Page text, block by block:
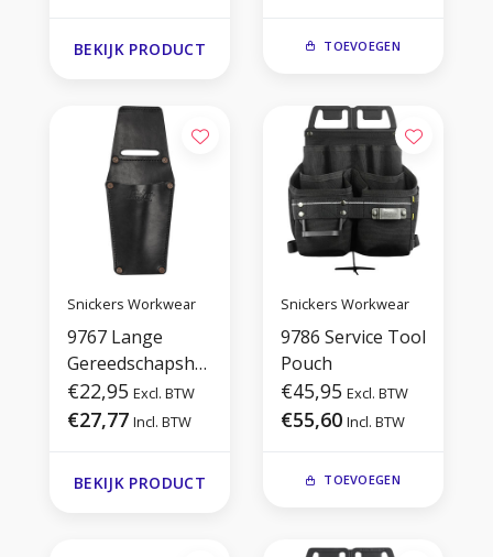
BEKIJK PRODUCT TOEVOEGEN
Snickers Workwear
9767 Lange
Gereedschapsho
uder Leer
€22,95 Excl. BTW
€27,77 Incl. BTW
BEKIJK PRODUCT
Snickers Workwear
9786 Service Tool
Pouch
€45,95 Excl. BTW
€55,60 Incl. BTW
TOEVOEGEN